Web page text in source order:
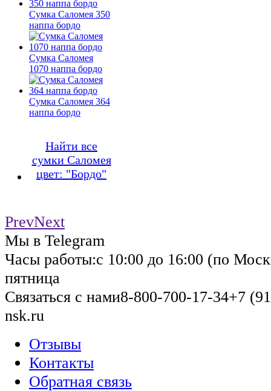
Сумка Саломея 350
наппа бордо
Сумка Саломея
1070 наппа бордо
Сумка Саломея 364
наппа бордо
Найти все
сумки Саломея
цвет: "Бордо"
PrevNext
Мы в Telegram
Часы работы:с 10:00 до 16:00 (по
пятница
Связаться с нами8-800-700-17-34+7
nsk.ru
Отзывы
Контакты
Обратная связь